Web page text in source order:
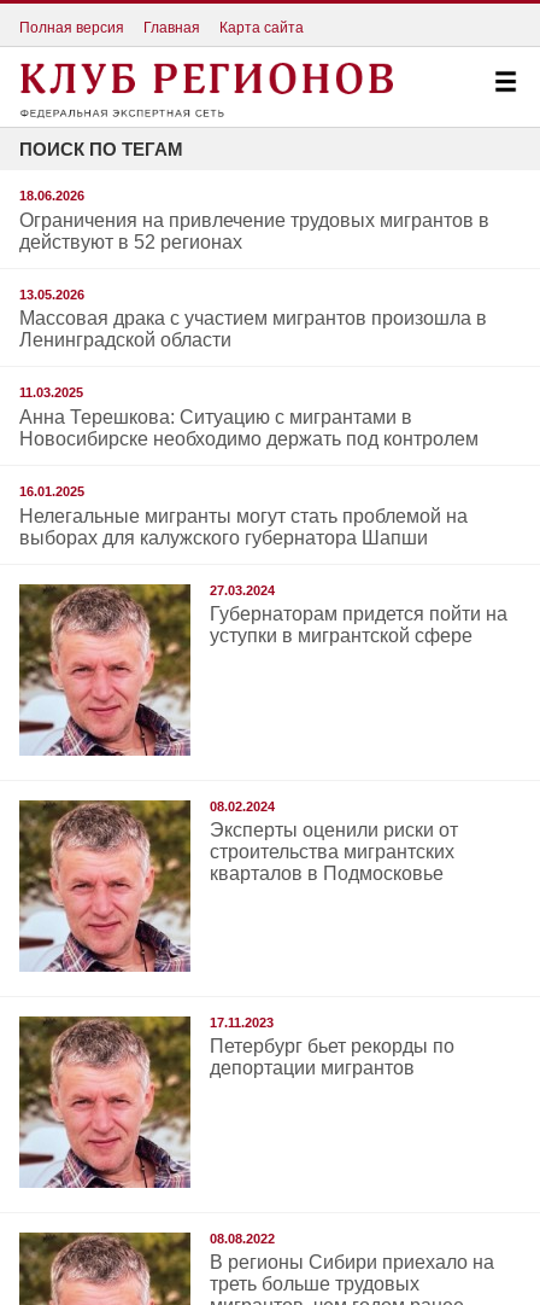
Полная версия Главная Карта сайта
ПОИСК ПО ТЕГАМ
18.06.2026
Ограничения на привлечение трудовых мигрантов в
действуют в 52 регионах
13.05.2026
Массовая драка с участием мигрантов произошла в
Ленинградской области
11.03.2025
Анна Терешкова: Ситуацию с мигрантами в
Новосибирске необходимо держать под контролем
16.01.2025
Нелегальные мигранты могут стать проблемой на
выборах для калужского губернатора Шапши
27.03.2024
Губернаторам придется пойти на
уступки в мигрантской сфере
08.02.2024
Эксперты оценили риски от
строительства мигрантских
кварталов в Подмосковье
17.11.2023
Петербург бьет рекорды по
депортации мигрантов
08.08.2022
В регионы Сибири приехало на
треть больше трудовых